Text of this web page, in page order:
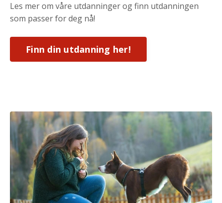
Les mer om våre utdanninger og finn utdanningen
som passer for deg nå!
Finn din utdanning her!